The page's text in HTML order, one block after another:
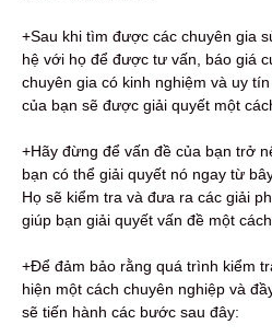
+Sau khi tìm được các chuyên gia
hệ với họ để được tư vấn, báo giá
chuyên gia có kinh nghiệm và uy
của bạn sẽ được giải quyết một
+Hãy đừng để vấn đề của bạn trở
bạn có thể giải quyết nó ngay từ
Họ sẽ kiểm tra và đưa ra các giải
giúp bạn giải quyết vấn đề một
+Để đảm bảo rằng quá trình kiểm
hiện một cách chuyên nghiệp và
sẽ tiến hành các bước sau đây: